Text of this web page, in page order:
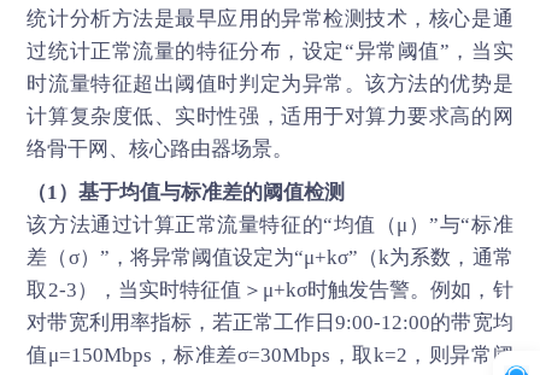
统计分析方法是最早应用的异常检测技术，核心是通
过统计正常流量的特征分布，设定“异常阈值”，当实
时流量特征超出阈值时判定为异常。该方法的优势是
计算复杂度低、实时性强，适用于对算力要求高的网
络骨干网、核心路由器场景。
（1）基于均值与标准差的阈值检测
该方法通过计算正常流量特征的“均值（μ）”与“标准
差（σ）”，将异常阈值设定为“μ+kσ”（k为系数，通常
取2-3），当实时特征值＞μ+kσ时触发告警。例如，针
对带宽利用率指标，若正常工作日9:00-12:00的带宽均
值μ=150Mbps，标准差σ=30Mbps，取k=2，则异常阈